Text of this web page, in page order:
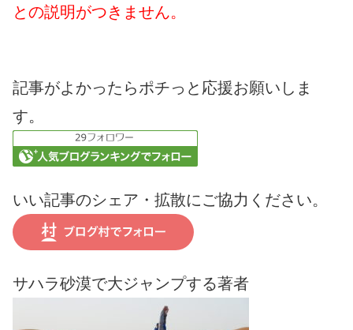
との説明がつきません。
記事がよかったらポチっと応援お願いしま
す。
いい記事のシェア・拡散にご協力ください。
サハラ砂漠で大ジャンプする著者